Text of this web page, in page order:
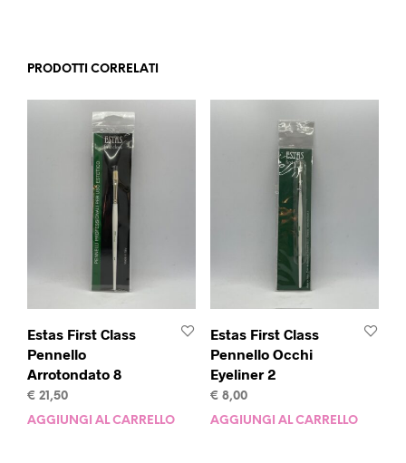
PRODOTTI CORRELATI
Estas First Class
Pennello
Arrotondato 8
€ 21,50
AGGIUNGI AL CARRELLO
Estas First Class
Pennello Occhi
Eyeliner 2
€ 8,00
AGGIUNGI AL CARRELLO